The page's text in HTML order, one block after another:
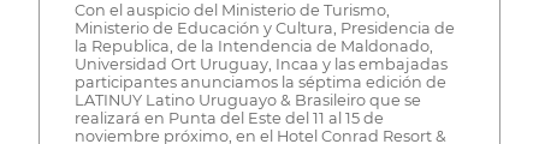
Con el auspicio del Ministerio de Turismo,
Ministerio de Educación y Cultura, Presidencia de
la Republica, de la Intendencia de Maldonado,
Universidad Ort Uruguay, Incaa y las embajadas
participantes anunciamos la séptima edición de
LATINUY Latino Uruguayo & Brasileiro que se
realizará en Punta del Este del 11 al 15 de
noviembre próximo, en el Hotel Conrad Resort &